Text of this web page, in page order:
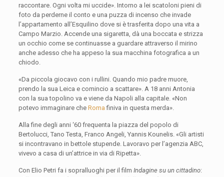
raccontare. Ogni volta mi uccide». Intorno a lei scatoloni pieni di
foto da perderne il conto e una puzza di incenso che invade
l’appartamento all’Esquilino dove si è trasferita dopo una vita a
Campo Marzio. Accende una sigaretta, dà una boccata e strizza
un occhio come se continuasse a guardare attraverso il mirino
anche adesso che ha appeso la sua macchina fotografica a un
chiodo.
«Da piccola giocavo con i rullini. Quando mio padre muore,
prendo la sua Leica e comincio a scattare». A 18 anni Antonia
con la sua topolino va e viene da Napoli alla capitale. «Non
potevo immaginare cheRoma finiva in questa merda».
Alla fine degli anni ‘60 frequenta la piazza del popolo di
Bertolucci, Tano Testa, Franco Angeli, Yannis Kounelis. «Gli artisti
si incontravano in bettole stupende. Lavoravo per l’agenzia ABC,
vivevo a casa di un’attrice in via di Ripetta».
Con Elio Petri fa i sopralluoghi per il film Indagine su un cittadino: